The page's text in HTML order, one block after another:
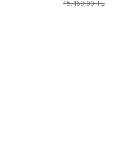
15.460,00 TL